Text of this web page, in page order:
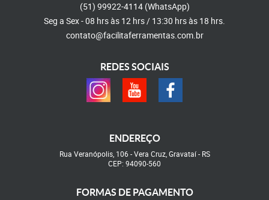
(51) 99922-4114 (WhatsApp)
Seg a Sex - 08 hrs às 12 hrs / 13:30 hrs às 18 hrs.
contato@facilitaferramentas.com.br
REDES SOCIAIS
ENDEREÇO
Rua Veranópolis, 106 -Vera Cruz, Gravataí- RS
CEP: 94090-560
FORMAS DE PAGAMENTO